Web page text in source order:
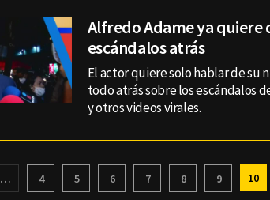
Alfredo Adame ya quiere
escándalos atrás
El actor quiere solo hablar de su
todo atrás sobre los escándalos
y otros videos virales.
… 4 5 6 7 8 9 10